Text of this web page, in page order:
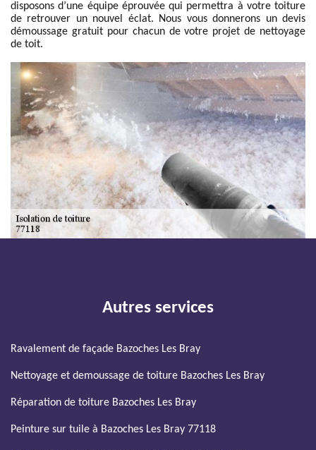
disposons d’une équipe éprouvée qui permettra à votre toiture
de retrouver un nouvel éclat. Nous vous donnerons un devis
démoussage gratuit pour chacun de votre projet de nettoyage
de toit.
Autres services
Ravalement de façade Bazoches Les Bray
Nettoyage et demoussage de toiture Bazoches Les Bray
Réparation de toiture Bazoches Les Bray
Peinture sur tuile à Bazoches Les Bray 77118